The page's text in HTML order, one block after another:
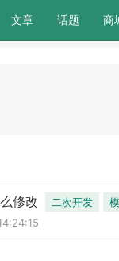
文章 话题 商
修改 二次开发